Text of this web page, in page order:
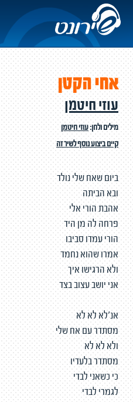
אחי הקטן
עוזי חיטמן
מילים ולחן:עוזי חיטמן
קיים ביצוע נוסף לשיר זה
ביום שאח שלי נולד
ובא הביתה
אהבת הורי אלי
פרחה לה מן היד
הורי עמדו סביבו
אמרו שהוא נחמד
ולא הרגישו איך
אני יושב עצוב בצד
אנ'לא לא לא
מסתדר עם אח שלי
ולא לא לא
מסתדר בלעדיו
כי כשאני לבדי
לגמרי לבדי